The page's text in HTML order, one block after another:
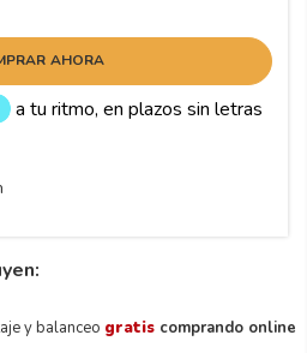
AHORA
y balanceo gratis comprando online